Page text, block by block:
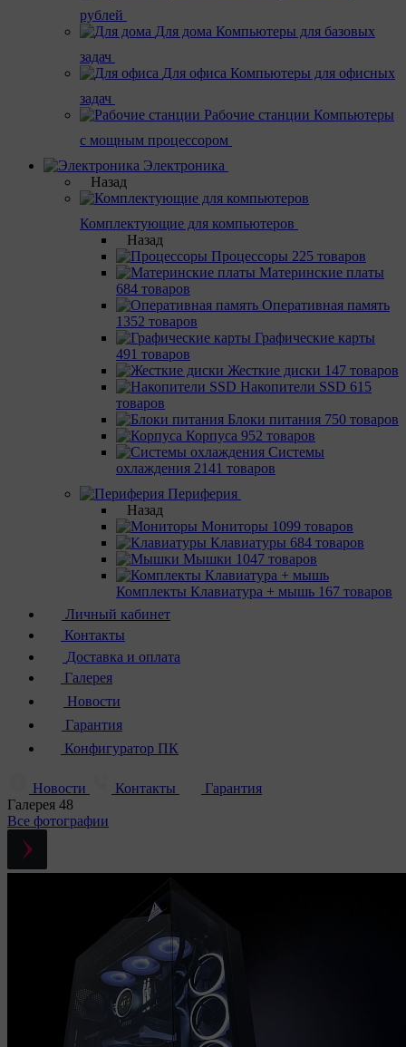
рублей
Для дома Компьютеры для базовых
задач
Для офиса Компьютеры для офисных
задач
Рабочие станции Компьютеры
с мощным процессором
Электроника
Назад
Комплектующие для компьютеров
Назад
Процессоры 225 товаров
Материнcкие платы
684 товаров
Оперативная память
1352 товаров
Графические карты
491 товаров
Жесткие диски 147 товаров
Накопители SSD 615
товаров
Блоки питания 750 товаров
Корпуса 952 товаров
Системы
охлаждения 2141 товаров
Периферия
Назад
Мониторы 1099 товаров
Клавиатуры 684 товаров
Мышки 1047 товаров
Комплекты Клавиатура + мышь 167 товаров
Личный кабинет
Контакты
Доставка и оплата
Галерея
Новости
Гарантия
Конфигуратор ПК
Новости Контакты
Гарантия
Галерея 48
Все фотографии